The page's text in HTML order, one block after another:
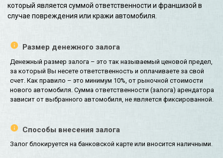
который является суммой ответственности и франшизой в
случае повреждения или кражи автомобиля.
Размер денежного залога
Денежный размер залога – это так называемый ценовой предел,
за который Вы несете ответственность и оплачиваете за свой
счет. Как правило – это минимум 10%, от рыночной стоимости
нового автомобиля. Сумма ответственности (залога) арендатора
зависит от выбранного автомобиля, не является фиксированной.
Способы внесения залога
Залог блокируется на банковской карте или вносится наличными.